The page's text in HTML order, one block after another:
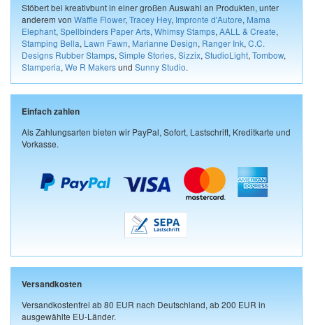
Stöbert bei kreativbunt in einer großen Auswahl an Produkten, unter
anderem von Waffle Flower, Tracey Hey, Impronte d'Autore, Mama
Elephant, Spellbinders Paper Arts, Whimsy Stamps, AALL & Create,
Stamping Bella, Lawn Fawn, Marianne Design, Ranger Ink, C.C.
Designs Rubber Stamps, Simple Stories, Sizzix, StudioLight, Tombow,
Stamperia, We R Makersund Sunny Studio.
Einfach zahlen
Als Zahlungsarten bieten wir PayPal, Sofort, Lastschrift, Kreditkarte und
Vorkasse.
Versandkosten
Versandkostenfrei ab 80 EUR nach Deutschland, ab 200 EUR in
ausgewählte EU-Länder.